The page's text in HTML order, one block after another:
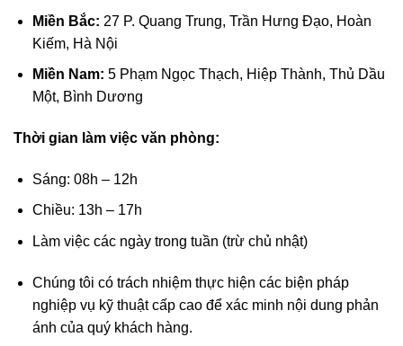
Miền Bắc: 27 P. Quang Trung, Trần Hưng Đạo, Hoàn
Kiếm, Hà Nội
Miền Nam: 5 Phạm Ngọc Thạch, Hiệp Thành, Thủ Dầu
Một, Bình Dương
Thời gian làm việc văn phòng:
Sáng: 08h – 12h
Chiều: 13h – 17h
Làm việc các ngày trong tuần (trừ chủ nhật)
Chúng tôi có trách nhiệm thực hiện các biện pháp
nghiệp vụ kỹ thuật cấp cao để xác minh nội dung phản
ánh của quý khách hàng.